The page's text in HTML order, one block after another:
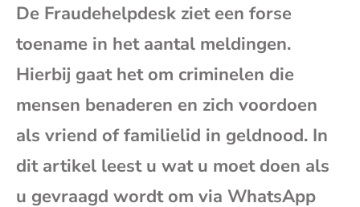
De Fraudehelpdesk ziet een forse
toename in het aantal meldingen.
Hierbij gaat het om criminelen die
mensen benaderen en zich voordoen
als vriend of familielid in geldnood. In
dit artikel leest u wat u moet doen als
u gevraagd wordt om via WhatsApp